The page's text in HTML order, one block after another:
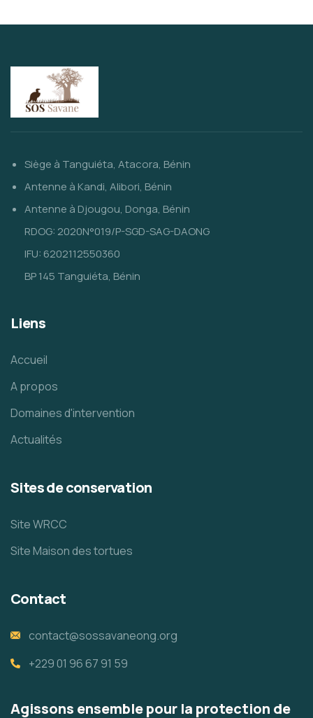
Siège à Tanguiéta, Atacora, Bénin
Antenne à Kandi, Alibori, Bénin
Antenne à Djougou, Donga, Bénin
RDOG: 2020N°019/P-SGD-SAG-DAONG
IFU: 6202112550360
BP 145 Tanguiéta, Bénin
Liens
Accueil
A propos
Domaines d'intervention
Actualités
Sites de conservation
Site WRCC
Site Maison des tortues
Contact
contact@sossavaneong.org
+229 01 96 67 91 59
Agissons ensemble pour la protection de